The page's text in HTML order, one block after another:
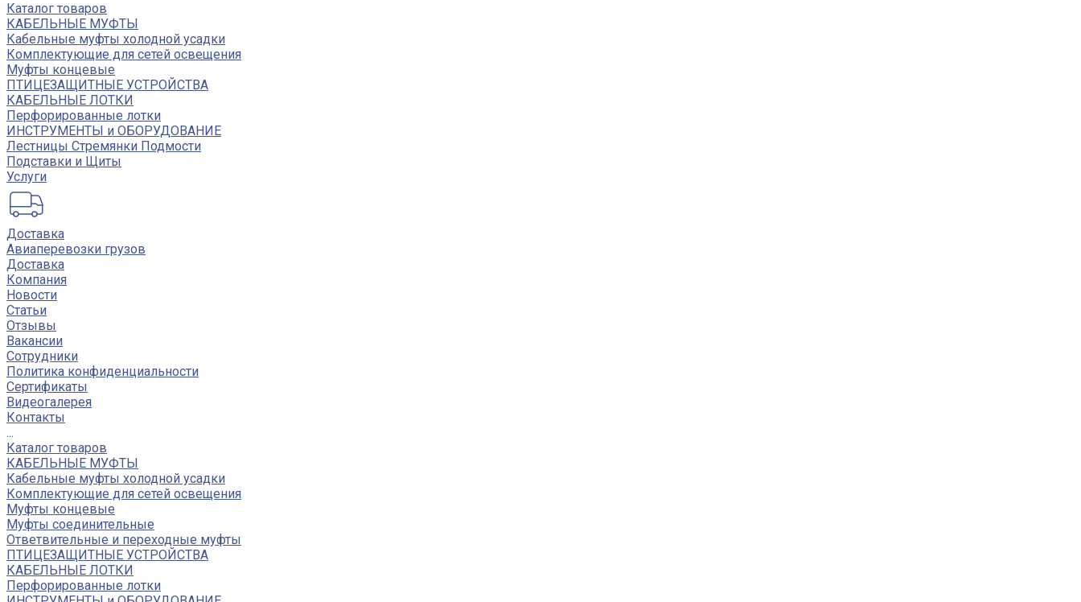
Каталог товаров
КАБЕЛЬНЫЕ МУФТЫ
Кабельные муфты холодной усадки
Комплектующие для сетей освещения
Муфты концевые
ПТИЦЕЗАЩИТНЫЕ УСТРОЙСТВА
КАБЕЛЬНЫЕ ЛОТКИ
Перфорированные лотки
ИНСТРУМЕНТЫ и ОБОРУДОВАНИЕ
Лестницы Стремянки Подмости
Подставки и Щиты
Услуги
Доставка
Авиаперевозки грузов
Доставка
Компания
Новости
Статьи
Отзывы
Вакансии
Сотрудники
Политика конфиденциальности
Сертификаты
Видеогалерея
Контакты
...
Каталог товаров
КАБЕЛЬНЫЕ МУФТЫ
Кабельные муфты холодной усадки
Комплектующие для сетей освещения
Муфты концевые
Муфты соединительные
Ответвительные и переходные муфты
ПТИЦЕЗАЩИТНЫЕ УСТРОЙСТВА
КАБЕЛЬНЫЕ ЛОТКИ
Перфорированные лотки